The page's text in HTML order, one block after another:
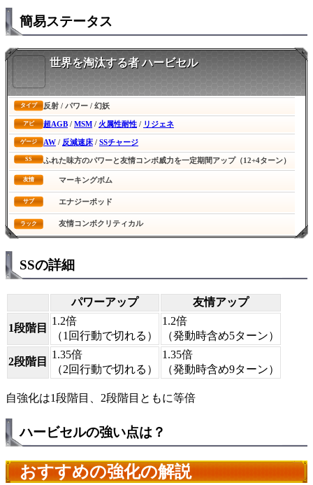
簡易ステータス
世界を淘汰する者 ハービセル
タイプ 反射 / パワー / 幻妖
アビ 超AGB / MSM / 火属性耐性 / リジェネ
ゲージ AW / 反減速床 / SSチャージ
SS ふれた味方のパワーと友情コンボ威力を一定期間アップ（12+4ターン）
友情 マーキングボム
サブ エナジーポッド
ラック 友情コンボクリティカル
SSの詳細
パワーアップ 友情アップ
1段階目
1.2倍
（1回行動で切れる）
1.2倍
（発動時含め5ターン）
2段階目
1.35倍
（2回行動で切れる）
1.35倍
（発動時含め9ターン）
自強化は1段階目、2段階目ともに等倍
ハービセルの強い点は？
おすすめの強化の解説